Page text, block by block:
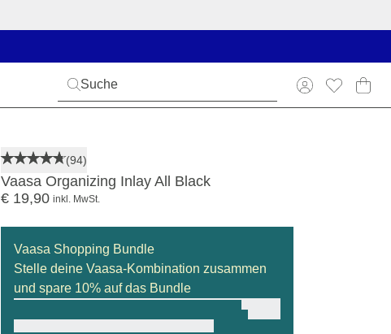
(94)
Vaasa Organizing Inlay All Black
€ 19,90 inkl. MwSt.
Vaasa Shopping Bundle
Stelle deine Vaasa-Kombination zusammen
und spare 10% auf das Bundle